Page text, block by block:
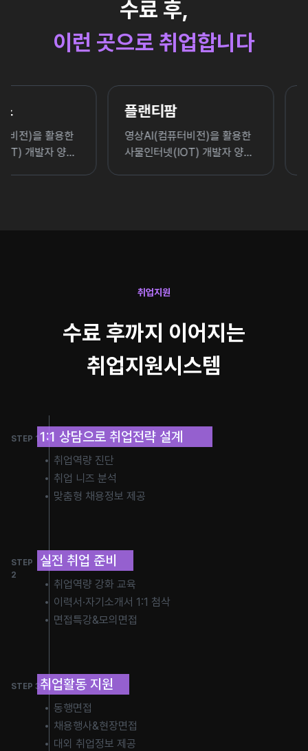
수료 후,
이런 곳으로 취업합니다
영상AI(컴퓨터비전)을 활용한
사물인터넷(IOT) 개발자 양성
영상AI(컴퓨터비
사물인터넷(IOT)
취업지원
수료 후까지 이어지는
취업지원시스템
STEP 1 1:1 상담으로 취업전략 설계
취업역량 진단
취업 니즈 분석
맞춤형 채용정보 제공
STEP
2
실전 취업 준비
취업역량 강화 교육
이력서·자기소개서 1:1 첨삭
면접특강&모의면접
STEP 3 취업활동 지원
동행면접
채용행사&현장면접
대외 취업정보 제공